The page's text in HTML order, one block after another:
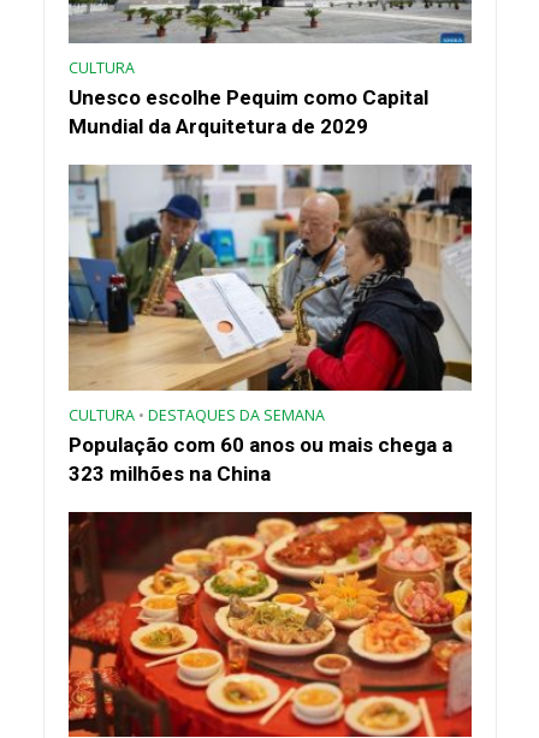
CULTURA
Unesco escolhe Pequim como Capital
Mundial da Arquitetura de 2029
CULTURA • DESTAQUES DA SEMANA
População com 60 anos ou mais chega a
323 milhões na China